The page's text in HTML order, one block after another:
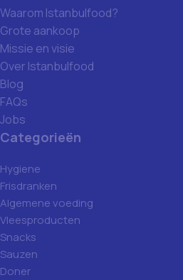
Waarom Istanbulfood?
Grote aankoop
Missie en visie
Over Istanbulfood
Blog
FAQs
Jobs
Categorieën
Hygiene
Frisdranken
Algemene voeding
Vleesproducten
Snacks
Sauzen
Doner